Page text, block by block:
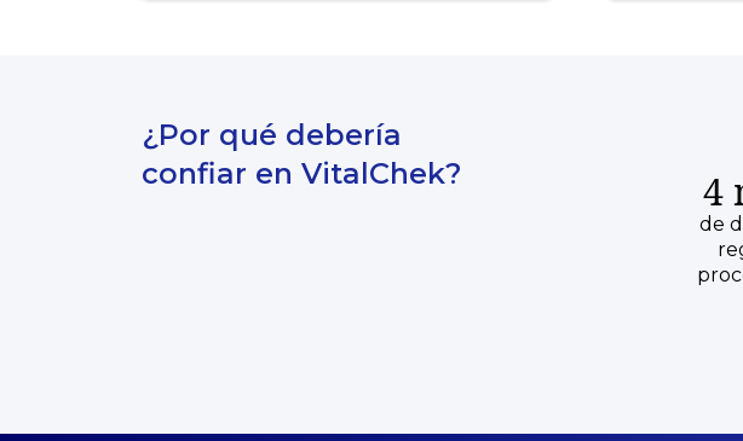
¿Por qué debería
confiar en VitalChek?
4
de